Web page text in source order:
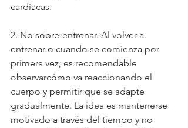
cardiacas.
2. No sobre-entrenar. Al volver a
entrenar o cuando se comienza por
primera vez, es recomendable
observarcómo va reaccionando el
cuerpo y permitir que se adapte
gradualmente. La idea es mantenerse
motivado a través del tiempo y no